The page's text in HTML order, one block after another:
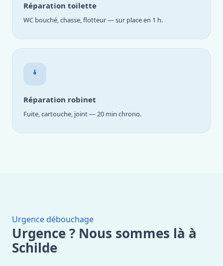
Réparation toilette
WC bouché, chasse, flotteur — sur place en 1 h.
Réparation robinet
Fuite, cartouche, joint — 20 min chrono.
Urgence débouchage
Urgence ? Nous sommes là à
Schilde